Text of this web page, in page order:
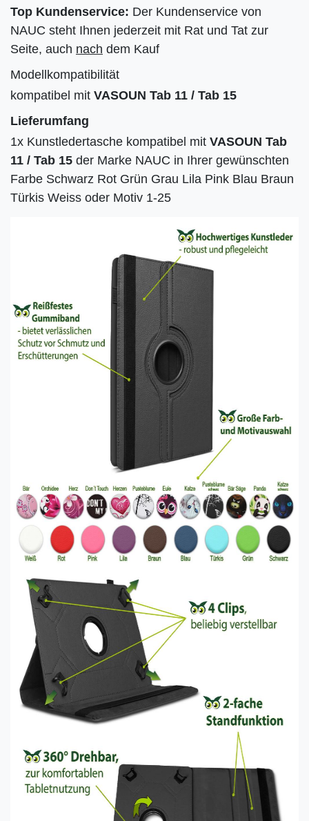
Top Kundenservice: Der Kundenservice von
NAUC steht Ihnen jederzeit mit Rat und Tat zur
Seite, auch nach dem Kauf
Modellkompatibilität
kompatibel mit VASOUN Tab 11 / Tab 15
Lieferumfang
1x Kunstledertasche kompatibel mit VASOUN Tab
11 / Tab 15 der Marke NAUC in Ihrer gewünschten
Farbe Schwarz Rot Grün Grau Lila Pink Blau Braun
Türkis Weiss oder Motiv 1-25